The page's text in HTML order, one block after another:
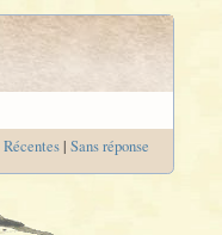
Récentes| Sans réponse